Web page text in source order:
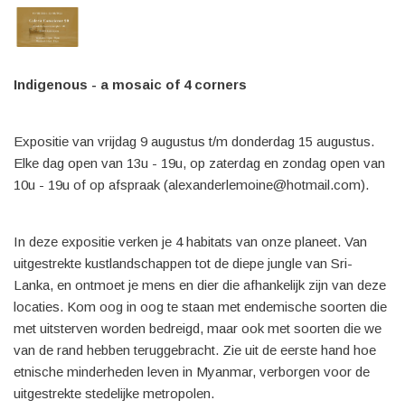
Indigenous - a mosaic of 4 corners
Expositie van vrijdag 9 augustus t/m donderdag 15 augustus.
Elke dag open van 13u - 19u, op zaterdag en zondag open van
10u - 19u of op afspraak (alexanderlemoine@hotmail.com).
In deze expositie verken je 4 habitats van onze planeet. Van
uitgestrekte kustlandschappen tot de diepe jungle van Sri-
Lanka, en ontmoet je mens en dier die afhankelijk zijn van deze
locaties. Kom oog in oog te staan ​​met endemische soorten die
met uitsterven worden bedreigd, maar ook met soorten die we
van de rand hebben teruggebracht. Zie uit de eerste hand hoe
etnische minderheden leven in Myanmar, verborgen voor de
uitgestrekte stedelijke metropolen.